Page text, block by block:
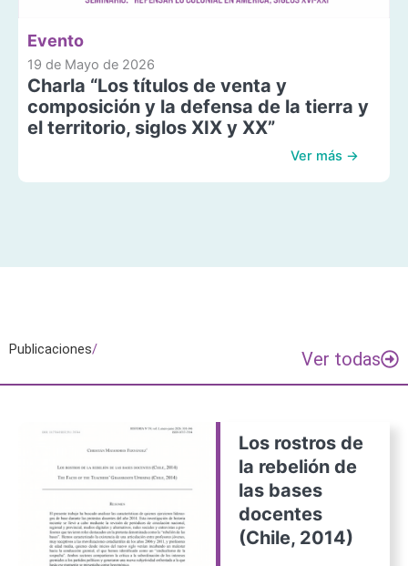
Evento
19 de Mayo de 2026
Charla “Los títulos de venta y
composición y la defensa de la tierra y
el territorio, siglos XIX y XX”
Ver más →
Publicaciones/ Ver todas
Los rostros de
la rebelión de
las bases
docentes
(Chile, 2014)